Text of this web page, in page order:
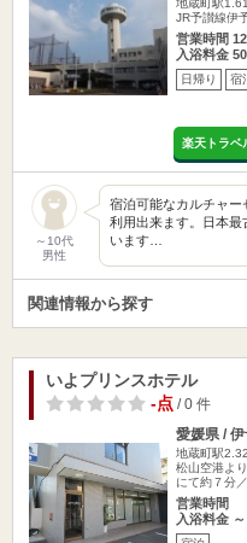
地蔵町駅
JR予讃線伊
営業時間
入浴料金
日帰り 宿
楽天トラベ
～10代
男性
宿泊可能なカルチャー
利用出来ます。日本最
います…
関連情報から探す
いよプリンスホテル
-点/ 0 件
愛媛県 /
地蔵町駅
松山空港よ
にて約７分
営業時間
入浴料金 ～